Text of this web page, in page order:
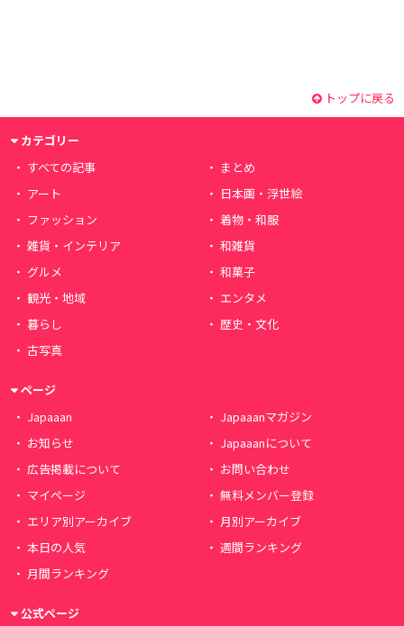
トップに戻る
カテゴリー
すべての記事
まとめ
アート
日本画・浮世絵
ファッション
着物・和服
雑貨・インテリア
和雑貨
グルメ
和菓子
観光・地域
エンタメ
暮らし
歴史・文化
古写真
ページ
Japaaan
Japaaanマガジン
お知らせ
Japaaanについて
広告掲載について
お問い合わせ
マイページ
無料メンバー登録
エリア別アーカイブ
月別アーカイブ
本日の人気
週間ランキング
月間ランキング
公式ページ